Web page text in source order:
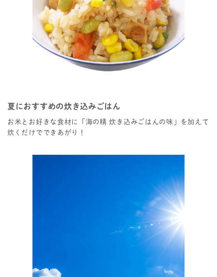
夏におすすめの炊き込みごはん
お米とお好きな食材に「海の精 炊き込みごはんの味」を加えて
炊くだけでできあがり！